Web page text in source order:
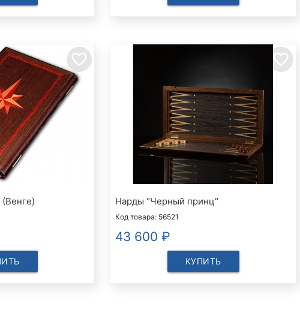
favorite_border favorite_border
Нарды "Черный принц"
Код товара: 56521
43 600 ₽
КУПИТЬ